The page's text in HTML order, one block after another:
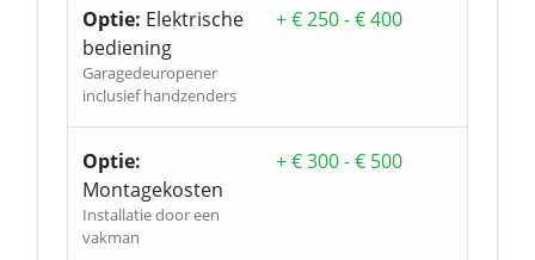
Optie: Elektrische
bediening
Garagedeuropener
inclusief handzenders
+ € 250 - € 400
Optie:
Montagekosten
Installatie door een
vakman
+ € 300 - € 500